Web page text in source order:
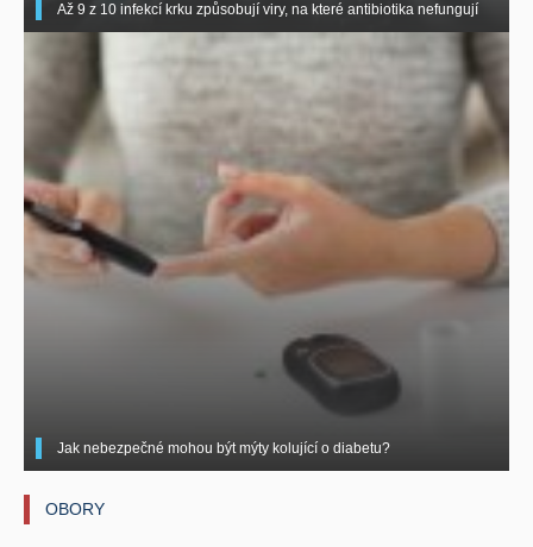
Až 9 z 10 infekcí krku způsobují viry, na které antibiotika nefungují
Jak nebezpečné mohou být mýty kolující o diabetu?
OBORY